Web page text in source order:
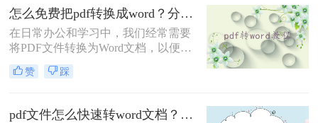
修改、编辑或进一步处理。那么pdf转
word文档怎么转换呢？本文将介绍三
种将PDF转换为Word文档的方法。
怎么免费把pdf转换成word？分享3种转换方法!
在日常办公和学习中，我们经常需要
将PDF文件转换为Word文档，以便进
行编辑和修改。那么怎么免费把pdf转
换成word呢？本文将介绍三种免费将
赞 踩
pdf文件怎么快速转word文档？这三种方法你可以试试！